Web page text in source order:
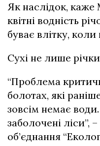
Як наслідок,
квітні водність
буває влітку,
Сухі не лише
“Проблема
болотах, які
зовсім немає
заболочені ліси”,
об’єднання